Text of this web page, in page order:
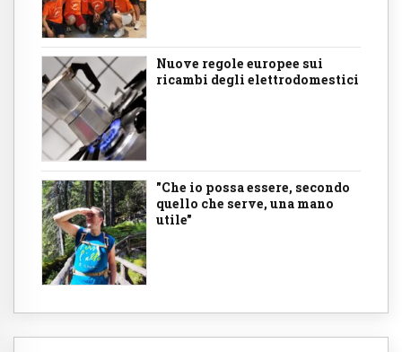
Nuove regole europee sui
ricambi degli elettrodomestici
"Che io possa essere, secondo
quello che serve, una mano
utile"